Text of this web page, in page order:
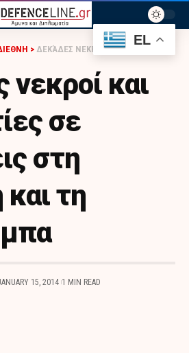
> ΔΕΚΆΔΕΣ ΝΕΚΡΟΊ ΚΑΙ ΤΡΑΥΜΑΤΊΕΣ ΣΕ ΕΠΙΘΈΣΕΙΣ ΣΤΗ ΒΑΓΔΆΤΗ ΚΑΙ ΤΗ ΜΠΑΚΟΎΜΠΑ
και
σε
στη
τη
15, 2014 1 MIN READ
EL